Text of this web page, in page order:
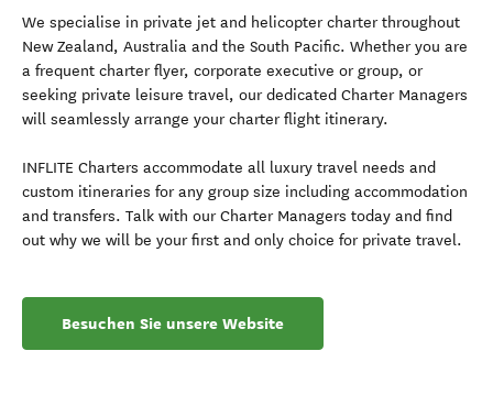
We specialise in private jet and helicopter charter throughout
New Zealand, Australia and the South Pacific. Whether you are
a frequent charter flyer, corporate executive or group, or
seeking private leisure travel, our dedicated Charter Managers
will seamlessly arrange your charter flight itinerary.
INFLITE Charters accommodate all luxury travel needs and
custom itineraries for any group size including accommodation
and transfers. Talk with our Charter Managers today and find
out why we will be your first and only choice for private travel.
Besuchen Sie unsere Website